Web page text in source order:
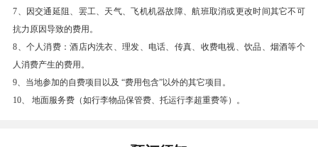
早上火车抵达北屯站后，请将您的所有行李物品取
下后出站。后乘越野车抵达核心景区—神的自留地
【禾木村】
【禾木】 (0 ；游览时长：1 小时)【禾木景区】，
禾木村在新疆的最北部，是个被白桦树、雪山和河
7、因交通延阻、罢工、天气、飞机机器故障、航班取消或更改时间其它不可
抗力原因导致的费用。
8、个人消费：酒店内洗衣、理发、电话、传真、收费电视、饮品、烟酒等个
人消费产生的费用。
9、当地参加的自费项目以及 “费用包含”以外的其它项目。
10、 地面服务费（如行李物品保管费、托运行李超重费等）。